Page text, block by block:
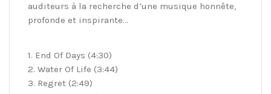
auditeurs à la recherche d’une musique honnête,
profonde et inspirante…
1. End Of Days (4:30)
2. Water Of Life (3:44)
3. Regret (2:49)